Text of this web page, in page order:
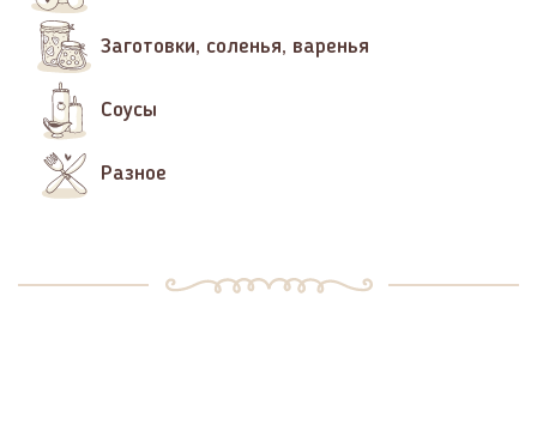
Заготовки, соленья, варенья
Соусы
Разное